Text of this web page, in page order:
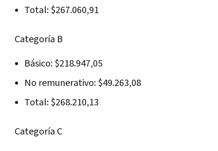
Total: $267.060,91
Categoría B
Básico: $218.947,05
No remunerativo: $49.263,08
Total: $268.210,13
Categoría C